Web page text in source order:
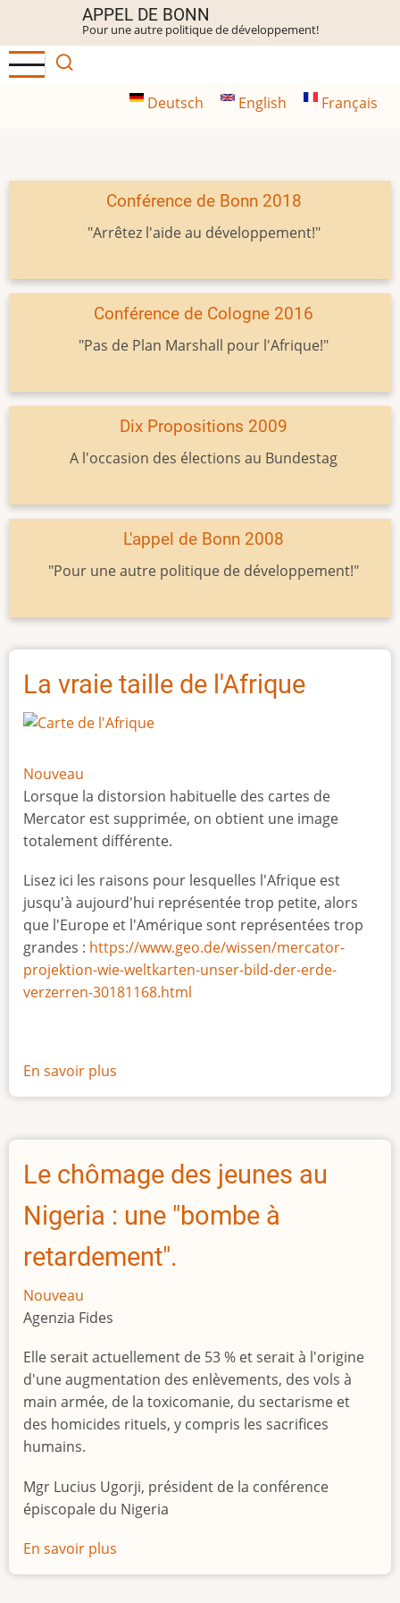
contenu
principal
APPEL DE BONN
Pour une autre politique de développement!
Deutsch English Français
Conférence de Bonn 2018
"Arrêtez l'aide au développement!"
Conférence de Cologne 2016
"Pas de Plan Marshall pour l'Afrique!"
Dix Propositions 2009
A l'occasion des élections au Bundestag
L'appel de Bonn 2008
"Pour une autre politique de développement!"
La vraie taille de l'Afrique
Nouveau
Lorsque la distorsion habituelle des cartes de
Mercator est supprimée, on obtient une image
totalement différente.
Lisez ici les raisons pour lesquelles l'Afrique est
jusqu'à aujourd'hui représentée trop petite, alors
que l'Europe et l'Amérique sont représentées trop
grandes : https://www.geo.de/wissen/mercator-
projektion-wie-weltkarten-unser-bild-der-erde-
verzerren-30181168.html
En savoir plus
La
taille
l'Afrique
Le chômage des jeunes au
Nigeria : une "bombe à
retardement".
Nouveau
Agenzia Fides
Elle serait actuellement de 53 % et serait à l'origine
d'une augmentation des enlèvements, des vols à
main armée, de la toxicomanie, du sectarisme et
des homicides rituels, y compris les sacrifices
humains.
Mgr Lucius Ugorji, président de la conférence
épiscopale du Nigeria
En savoir plus
Le